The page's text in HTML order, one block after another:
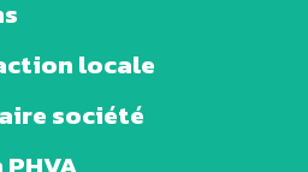
locale
société